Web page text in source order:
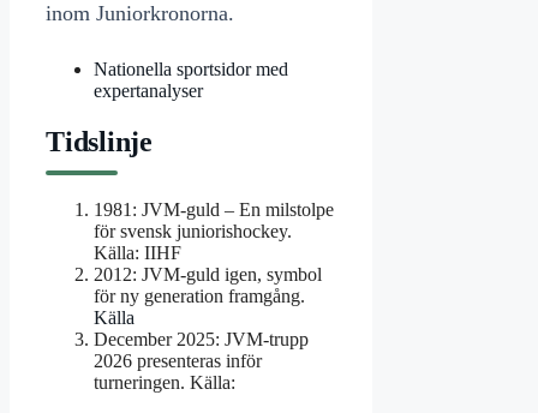
inom Juniorkronorna.
Nationella sportsidor med
expertanalyser
Tidslinje
1981 : JVM-guld – En milstolpe
för svensk juniorishockey.
Källa: IIHF
2012: JVM-guld igen, symbol
för ny generation framgång.
Källa
December 2025: JVM-trupp
2026 presenteras inför
turneringen. Källa: